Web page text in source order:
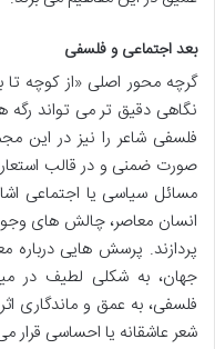
بعد اجتماعی و فلسفی
گرچه محور اصلی «از کوچه
نگاهی دقیق تر می تواند
فلسفی شاعر را نیز در این
صورت ضمنی و در قالب
مسائل سیاسی یا اجتماعی
انسان معاصر، چالش های
پردازند. پرسش هایی درباره
جهان، به شکلی لطیف در
فلسفی، به عمق و ماندگاری
شعر عاشقانه یا احساسی قرار